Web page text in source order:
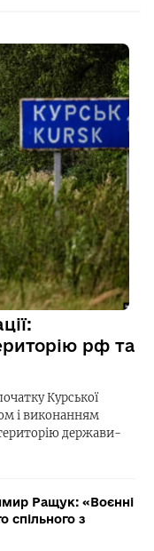
рф та
Курської
і виконанням
територію держави-
Ращук: «Воєнні
спільного з